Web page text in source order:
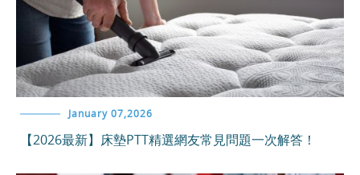
January 07,2026
【2026最新】床墊PTT精選網友常見問題一次解答！